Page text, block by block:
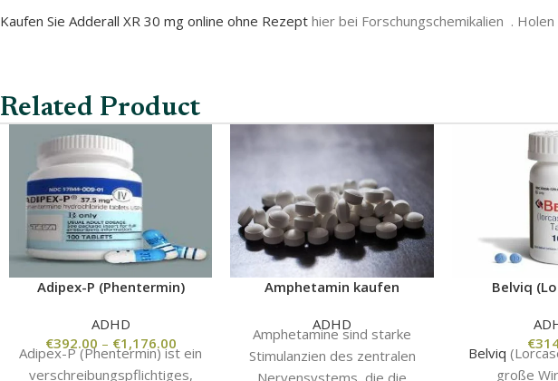
Kaufen Sie Adderall XR 30 mg online ohne Rezept hier bei Forschungschemikalien .
Related Product
Adipex-P (Phentermin)
ADHD
€392.00 – €1,176.00
Adipex-P (Phentermin) ist ein
verschreibungspflichtiges,
Amphetamin kaufen
ADHD
Amphetamine sind starke
Stimulanzien des zentralen
Nervensystems, die die
Belviq
€
Belviq
große